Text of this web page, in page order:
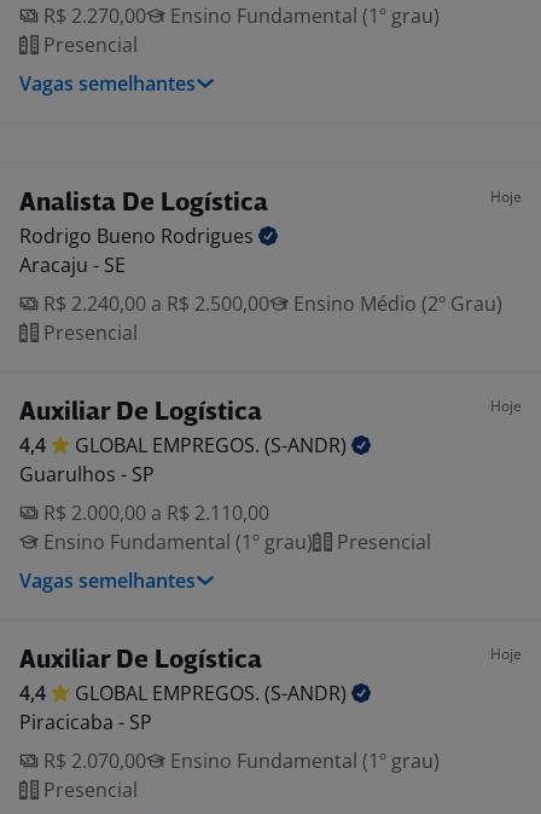
R$ 2.270,00
Ensino Fundamental (1º grau)
Presencial
Vagas semelhantes
Analista De Logística Hoje
Rodrigo Bueno Rodrigues
Aracaju - SE
R$ 2.240,00 a R$ 2.500,00
Ensino Médio (2º Grau)
Presencial
Auxiliar De Logística Hoje
4,4 GLOBAL EMPREGOS. (S-ANDR)
Guarulhos - SP
R$ 2.000,00 a R$ 2.110,00
Ensino Fundamental (1º grau)
Presencial
Vagas semelhantes
Auxiliar De Logística Hoje
4,4 GLOBAL EMPREGOS. (S-ANDR)
Piracicaba - SP
R$ 2.070,00
Ensino Fundamental (1º grau)
Presencial